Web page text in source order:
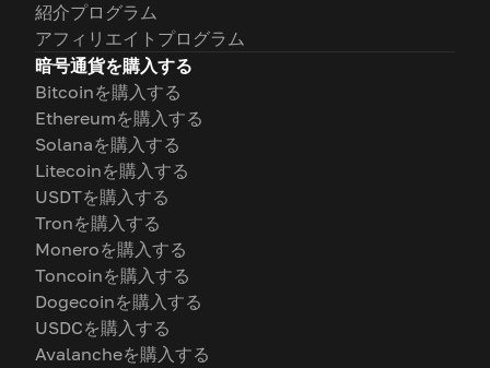
紹介プログラム
アフィリエイトプログラム
暗号通貨を購入する
Bitcoinを購入する
Ethereumを購入する
Solanaを購入する
Litecoinを購入する
USDTを購入する
Tronを購入する
Moneroを購入する
Toncoinを購入する
Dogecoinを購入する
USDCを購入する
Avalancheを購入する